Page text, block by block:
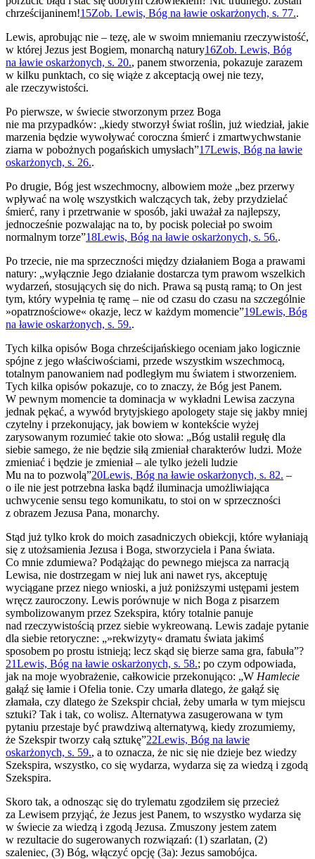
chrześcijaninem!15Zob. Lewis, Bóg na ławie oskarżonych, s. 77..
Lewis, aprobując nie – tezę, ale w swoim mniemaniu rzeczywistość,
w której Jezus jest Bogiem, monarchą natury16Zob. Lewis, Bóg
na ławie oskarżonych, s. 20., panem stworzenia, pokazuje zarazem
w kilku punktach, co się wiąże z akceptacją owej nie tezy,
ale rzeczywistości.
Po pierwsze, w świecie stworzonym przez Boga
nie ma przypadków: „kiedy stworzył świat roślin, już wiedział, jakie
marzenia będzie wywoływać coroczna śmierć i zmartwychwstanie
ziarna w pobożnych pogańskich umysłach”17Lewis, Bóg na ławie
oskarżonych, s. 26..
Po drugie, Bóg jest wszechmocny, albowiem może „bez przerwy
wpływać na wolę wszystkich walczących tak, żeby przydzielać
śmierć, rany i przetrwanie w sposób, jaki uważał za najlepszy,
jednocześnie pozwalając na to, by pocisk poleciał po swoim
normalnym torze”18Lewis, Bóg na ławie oskarżonych, s. 56..
Po trzecie, nie ma sprzeczności między działaniem Boga a prawami
natury: „wyłącznie Jego działanie dostarcza tym prawom wszelkich
wydarzeń, stosujących się do nich. Prawa są pustą ramą; to On jest
tym, który wypełnia tę ramę – nie od czasu do czasu na szczególnie
»opatrznościowe« okazje, lecz w każdym momencie”19Lewis, Bóg
na ławie oskarżonych, s. 59..
Tych kilka opisów Boga chrześcijańskiego oceniam jako logicznie
spójne z jego właściwościami, przede wszystkim wszechmocą,
totalnym panowaniem nad podległym mu światem i stworzeniem.
Tych kilka opisów pokazuje, co to znaczy, że Bóg jest Panem.
W pewnym momencie ta dominacja w wykładni Lewisa zaczyna
jednak pękać, a wywód brytyjskiego apologety staje się jakby mniej
czytelny i przekonujący, jak bowiem w kontekście wyżej
zarysowanym rozumieć takie oto słowa: „Bóg ustalił regułę dla
siebie samego, że nie będzie siłą zmieniał charakterów ludzi. Może
zmieniać i będzie je zmieniał – ale tylko jeżeli ludzie
Mu na to pozwolą”20Lewis, Bóg na ławie oskarżonych, s. 82. –
o ile nie jest potrzebna łaska bądź iluminacja umożliwiająca
uchwycenie sensu tego komunikatu, to stoi on w sprzeczności
z obrazem Jezusa Pana, monarchy.
Stąd już tylko krok do moich zasadniczych obiekcji, które wyłaniają
się z utożsamienia Jezusa i Boga, stworzyciela i Pana świata.
Co mnie zdumiewa? Podążając do pewnego miejsca za narracją
Lewisa, nie dostrzegam w niej luk ani nawet rys, akceptuję
wyciągane przez niego wnioski, a już poniższymi ustępami jestem
wręcz zauroczony. Lewis porównuje w nich Boga z pisarzem
symbolizowanym przez Szekspira, który totalnie panuje
nad rzeczywistością przez siebie wykreowaną. Lewis zadaje pytanie
dla siebie retoryczne: „»rekwizyty« dramatu świata jakimś
sposobem po prostu istnieją; lecz skąd się bierze sama gra, fabuła”?
21Lewis, Bóg na ławie oskarżonych, s. 58.; po czym odpowiada,
jak na moje wyobrażenie, całkowicie przekonująco: „W Hamlecie
gałąź się łamie i Ofelia tonie. Czy umarła dlatego, że gałąź się
złamała, czy dlatego że Szekspir chciał, żeby umarła w tym miejscu
sztuki? Tak i tak, co wolisz. Alternatywa zasugerowana w tym
pytaniu przestaje być prawdziwą alternatywą, kiedy zrozumiemy,
że Szekspir tworzy całą sztukę”22Lewis, Bóg na ławie
oskarżonych, s. 59., a to oznacza, że nic się nie dzieje bez wiedzy
Szekspira, wszystko, co się wydarza, wydarza się za wiedzą i zgodą
Szekspira.
Skoro tak, a odnosząc się do trylematu zgodziłem się przecież
za Lewisem przyjąć, że Jezus jest Panem, to wszystko wydarza się
w świecie za wiedzą i zgodą Jezusa. Zmuszony jestem zatem
w rezultacie do sugerowanych rozwiązań: (1) szarlatan, (2)
szaleniec, (3) Bóg, włączyć opcję (3a): Jezus samobójca.